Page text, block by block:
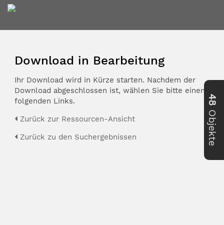
Download in Bearbeitung
Ihr Download wird in Kürze starten. Nachdem der
Download abgeschlossen ist, wählen Sie bitte einen der
folgenden Links.
Zurück zur Ressourcen-Ansicht
Zurück zu den Suchergebnissen
48
Objekte